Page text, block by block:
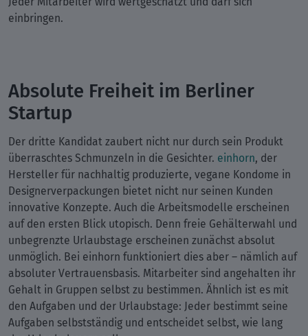
einbringen.
Absolute Freiheit im Berliner
Startup
Der dritte Kandidat zaubert nicht nur durch sein Produkt
überraschtes Schmunzeln in die Gesichter. einhorn, der
Hersteller für nachhaltig produzierte, vegane Kondome in
Designerverpackungen bietet nicht nur seinen Kunden
innovative Konzepte. Auch die Arbeitsmodelle erscheinen
auf den ersten Blick utopisch. Denn freie Gehälterwahl und
unbegrenzte Urlaubstage erscheinen zunächst absolut
unmöglich. Bei einhorn funktioniert dies aber – nämlich auf
absoluter Vertrauensbasis. Mitarbeiter sind angehalten ihr
Gehalt in Gruppen selbst zu bestimmen. Ähnlich ist es mit
den Aufgaben und der Urlaubstage: Jeder bestimmt seine
Aufgaben selbstständig und entscheidet selbst, wie lang